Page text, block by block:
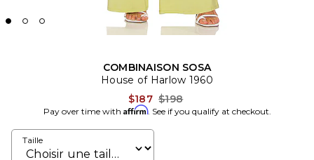
COMBINAISON SOSA
House of Harlow 1960
$187 Previous price:
$198
Pay over time with Affirm. See if you qualify at checkout.
Taille